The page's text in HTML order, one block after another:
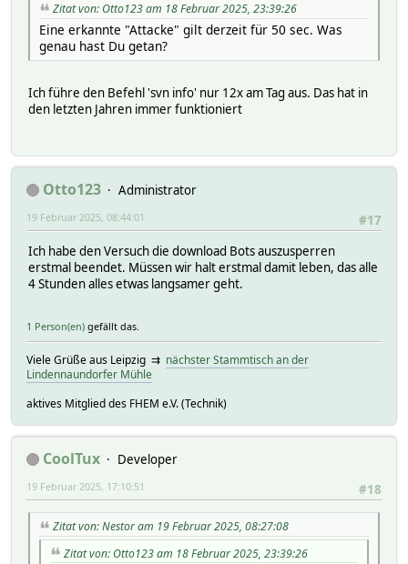
Zitat von: Otto123 am 18 Februar 2025, 23:39:26
Eine erkannte "Attacke" gilt derzeit für 50 sec. Was
genau hast Du getan?
Ich führe den Befehl 'svn info' nur 12x am Tag aus. Das hat in
den letzten Jahren immer funktioniert
Otto123
Administrator
#17
19 Februar 2025, 08:44:01
Ich habe den Versuch die download Bots auszusperren
erstmal beendet. Müssen wir halt erstmal damit leben, das alle
4 Stunden alles etwas langsamer geht.
1 Person(en) gefällt das.
Viele Grüße aus Leipzig ⇉ nächster Stammtisch an der
Lindennaundorfer Mühle
aktives Mitglied des FHEM e.V. (Technik)
CoolTux
Developer
#18
19 Februar 2025, 17:10:51
Zitat von: Nestor am 19 Februar 2025, 08:27:08
Zitat von: Otto123 am 18 Februar 2025, 23:39:26